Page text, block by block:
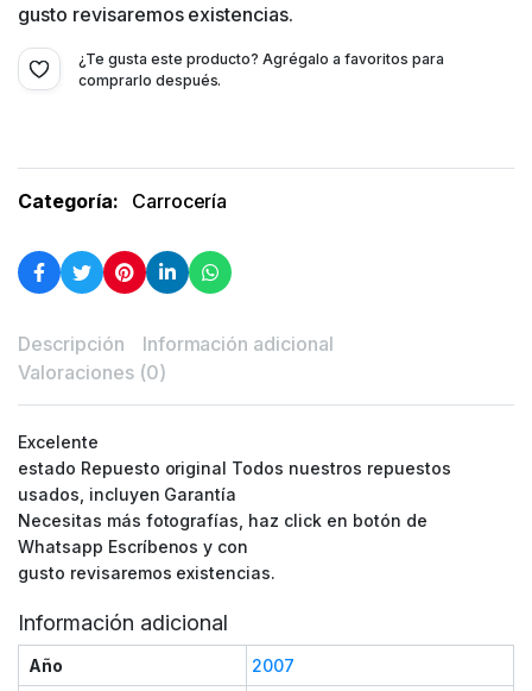
gusto revisaremos existencias.
¿Te gusta este producto? Agrégalo a favoritos para
comprarlo después.
Categoría: Carrocería
Descripción
Información adicional
Valoraciones (0)
Excelente
estado Repuesto original Todos nuestros repuestos
usados, incluyen Garantía
Necesitas más fotografías, haz click en botón de
Whatsapp Escríbenos y con
gusto revisaremos existencias.
Información adicional
Año
2007